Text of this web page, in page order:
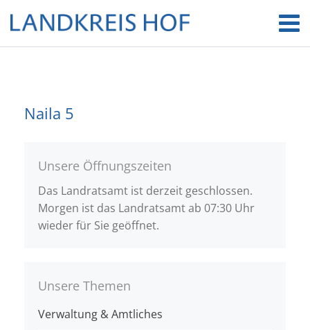
Naila 5
Unsere Öffnungszeiten
Das Landratsamt ist derzeit geschlossen.
Morgen ist das Landratsamt ab 07:30 Uhr
wieder für Sie geöffnet.
Unsere Themen
Verwaltung & Amtliches